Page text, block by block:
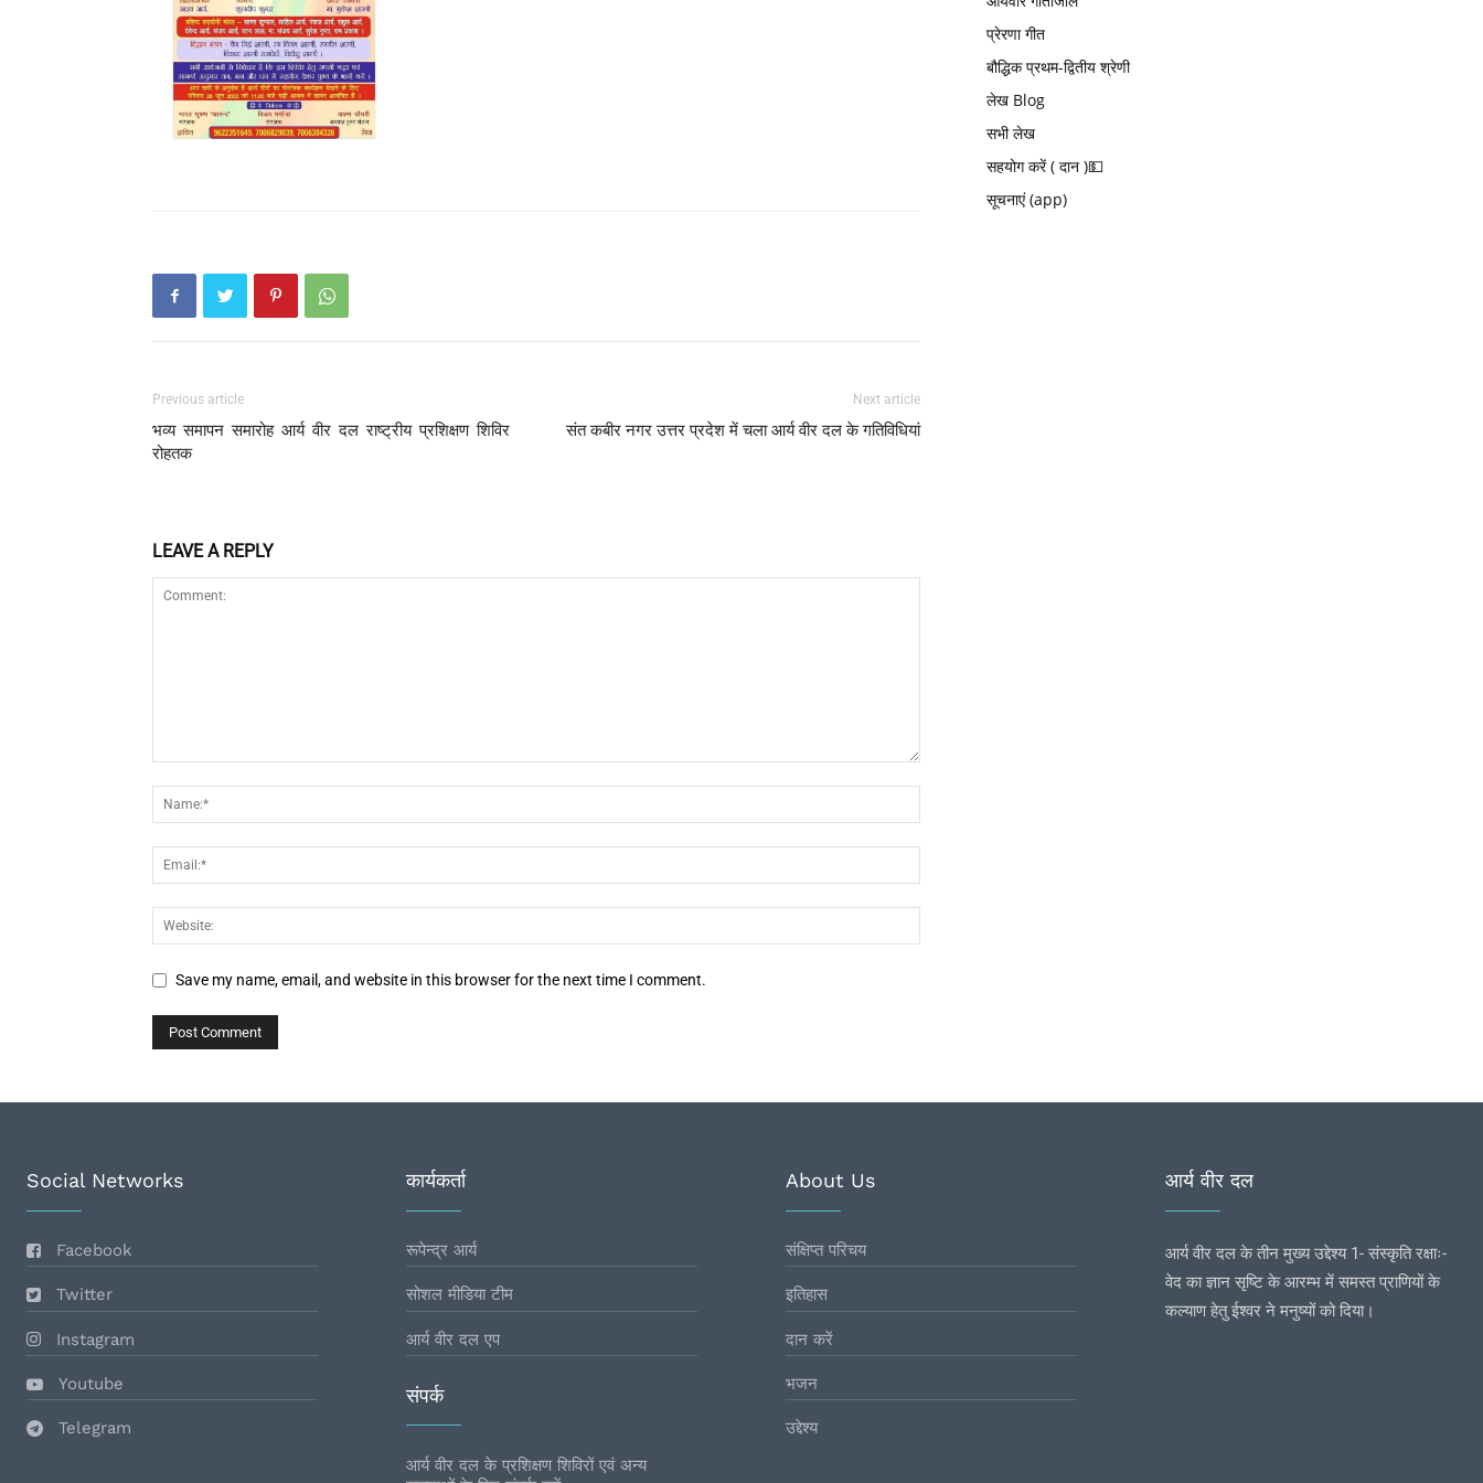
Previous article
भव्य समापन समारोह आर्य वीर दल राष्ट्रीय प्रशिक्षण शिविर
रोहतक
Next article
संत कबीर नगर उत्तर प्रदेश में चला आर्य वीर दल के गतिविधियां
LEAVE A REPLY
Save my name, email, and website in this browser for the next time I comment.
प्रेरणा गीत
बौद्धिक प्रथम-द्वितीय श्रेणी
लेख Blog
सभी लेख
सहयोग करें ( दान )💵
सूचनाएं (app)
Social Networks
Facebook
Twitter
Instagram
Youtube
Telegram
कार्यकर्ता
रूपेन्द्र आर्य
सोशल मीडिया टीम
आर्य वीर दल एप
संपर्क
आर्य वीर दल के प्रशिक्षण शिविरों एवं अन्य
About Us
संक्षिप्त परिचय
इतिहास
दान करें
भजन
उद्देश्य
आर्य वीर दल
आर्य वीर दल के तीन मुख्य उद्देश्य 1- संस्कृति रक्षाः-
वेद का ज्ञान सृष्टि के आरम्भ में समस्त प्राणियों के
कल्याण हेतु ईश्वर ने मनुष्यों को दिया।